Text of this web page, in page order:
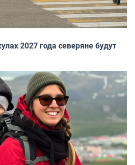
2027 года северяне будут